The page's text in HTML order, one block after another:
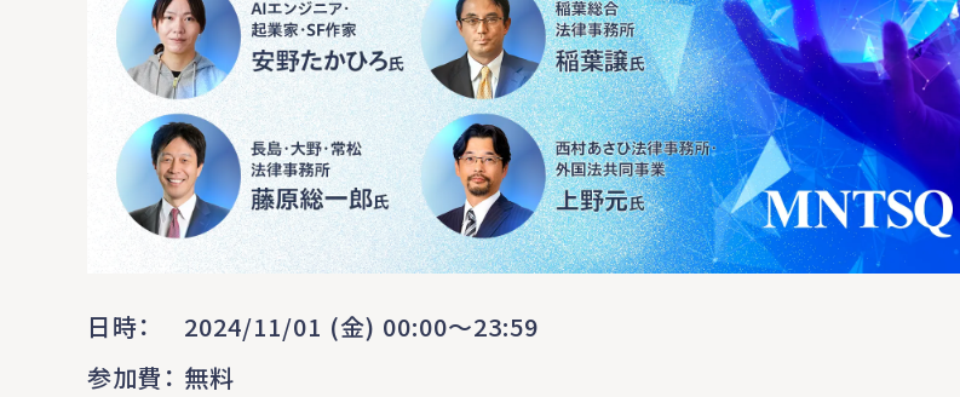
日時
2024/11/01 (金) 00:00〜23:59
参加費
無料